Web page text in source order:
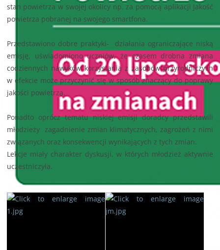
stan powietrza w swojej okolicy np. za pomocą aplikacji Jakość
powietrza pobranej na swojego smartfona.
Przedstawiono dobre praktyki- działania ograniczające niską
emisję, uświadomiono uczniów, że czasem drobna zmiana
codziennych nawyków korzystania z zasobów przyrodniczych
w efekcie może przyczynić się w sposób znaczący do poprawy
jakości powietrza.
Ponadto oprócz tematu niskiej emisji doradcy przedstawili
młodzieży zagadnienie zmian klimatycznych, zagrożeń z nimi
związanych oraz konsekwencji wynikających z tych zmian.
Lekcje miały charakter dyskusji, w których młodzież aktywnie
uczestniczyła.